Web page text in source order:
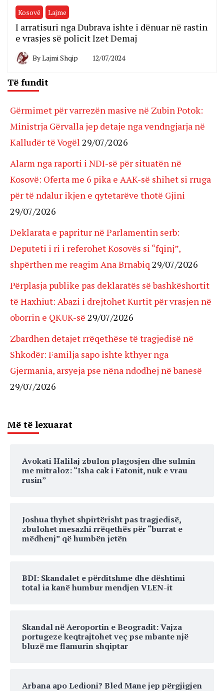
Kosovë Lajme
I arratisuri nga Dubrava ishte i dënuar në rastin
e vrasjes së policit Izet Demaj
ByLajmi Shqip 12/07/2024
Të fundit
Gërmimet për varrezën masive në Zubin Potok:
Ministrja Gërvalla jep detaje nga vendngjarja në
Kalludër të Vogël 29/07/2026
Alarm nga raporti i NDI-së për situatën në
Kosovë: Oferta me 6 pika e AAK-së shihet si rruga
për të ndalur ikjen e qytetarëve thotë Gjini
29/07/2026
Deklarata e papritur në Parlamentin serb:
Deputeti i ri i referohet Kosovës si “fqinj”,
shpërthen me reagim Ana Brnabiq 29/07/2026
Përplasja publike pas deklaratës së bashkëshortit
të Haxhiut: Abazi i drejtohet Kurtit për vrasjen në
oborrin e QKUK-së 29/07/2026
Zbardhen detajet rrëqethëse të tragjedisë në
Shkodër: Familja sapo ishte kthyer nga
Gjermania, arsyeja pse nëna ndodhej në banesë
29/07/2026
Më të lexuarat
Avokati Halilaj zbulon plagosjen dhe sulmin
me mitraloz: “Isha cak i Fatonit, nuk e vrau
rusin”
Joshua thyhet shpirtërisht pas tragjedisë,
zbulohet mesazhi rrëqethës për “burrat e
mëdhenj” që humbën jetën
BDI: Skandalet e përditshme dhe dështimi
total ia kanë humbur mendjen VLEN-it
Skandal në Aeroportin e Beogradit: Vajza
portugeze keqtrajtohet veç pse mbante një
bluzë me flamurin shqiptar
Arbana apo Ledioni? Bled Mane jep përgjigjen